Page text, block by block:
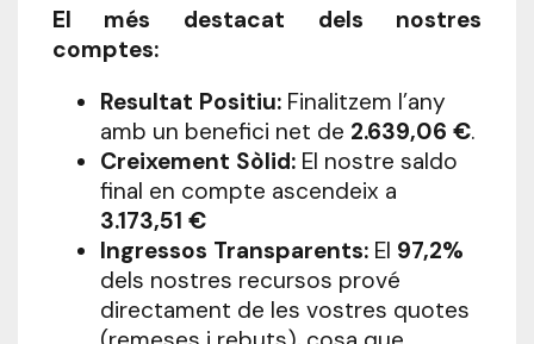
El més destacat dels nostres
comptes:
Resultat Positiu:Finalitzem l’any
amb un benefici net de 2.639,06 €.
Creixement Sòlid:El nostre saldo
final en compte ascendeix a
3.173,51 €
Ingressos Transparents:El 97,2%
dels nostres recursos prové
directament de les vostres quotes